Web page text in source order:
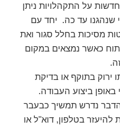
על התקהלויות ניתן
שנהגנו עד כה. יחד עם
מסיכות בחלל סגור ואת
כאשר נמצאים במקום
ירוק בתוקף או בדיקת
באופן ביצוע העבודה.
נדרש תמשיך כבעבר
להיעזר בטלפון, דוא"ל או